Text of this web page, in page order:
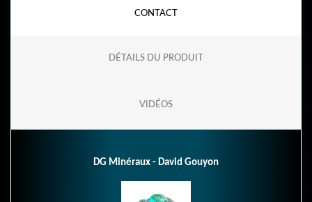
CONTACT
DÉTAILS DU PRODUIT
VIDÉOS
DG Minéraux - David Gouyon